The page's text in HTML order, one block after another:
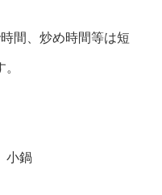
間、炒め時間等は短
小鍋